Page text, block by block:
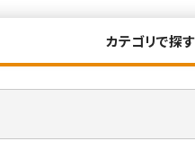
カテゴリで探す